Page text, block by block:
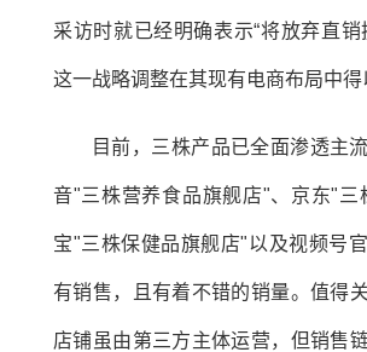
采访时就已经明确表示“将放弃直销
这一战略调整在其现有电商布局中得
目前，三株产品已全面渗透主
音"三株营养食品旗舰店"、京东"三
宝"三株保健品旗舰店"以及视频号
有销售，且有着不错的销量。值得
店铺虽由第三方主体运营，但销售